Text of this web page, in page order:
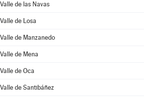
Valle de las Navas
Valle de Losa
Valle de Manzanedo
Valle de Mena
Valle de Oca
Valle de Santibáñez